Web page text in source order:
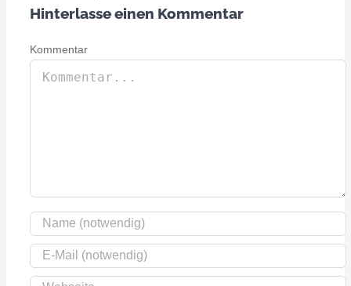
Hinterlasse einen Kommentar
Kommentar